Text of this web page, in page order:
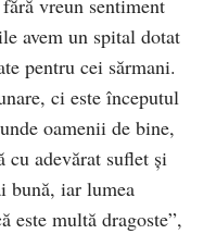
vreun sentiment
avem un spital dotat
pentru cei sărmani.
ci este începutul
oamenii de bine,
cu adevărat suflet și
bună, iar lumea
este multă dragoste”,